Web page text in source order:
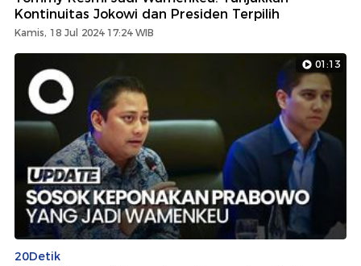
Kontinuitas Jokowi dan Presiden Terpilih
Kamis, 18 Jul 2024 17:24 WIB
01:13
20Detik